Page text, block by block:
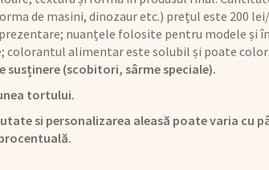
de masini, dinozaur etc.) prețul este 200
nuanțele folosite pentru modele și
alimentar este solubil și poate
susținere (scobitori, sârme speciale).
tortului.
si personalizarea aleasă poate varia cu